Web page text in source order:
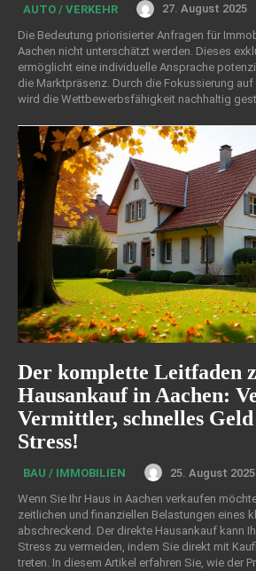
AUTO / VERKEHR
27. August 2025
Die Bedeutung priorisierter Anfragen für
Aachen nicht unterschätzt werden. Dieses
ermöglicht eine individuelle Ansprache
die Marktpräsenz. Durch die Fokussierung
wird die Wettbewerbsfähigkeit nachhaltig
Der komplette Leitfaden
Hausankauf in Aachen:
Vermittler, schnelles
Stress!
BAU / IMMOBILIEN
25. August 2025
Wenn Sie Ihr Haus in Aachen verkaufen
zeitlichen und finanziellen Belastungen eines
abschreckend. Der direkte Hausankauf kann
Stress zu vermeiden, indem Sie direkt mit
treten. In diesem Artikel erfahren Sie, wie der